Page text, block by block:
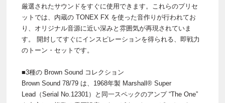
厳選されたサウンドをすぐに使用できます。これらのプリセ
ットでは、内蔵の TONEX FX を使った音作りが行われてお
り、オリジナル音源に近い深みと雰囲気が再現されていま
す。 開封してすぐにインスピレーションを得られる、即戦力
のトーン・セットです。
■3種の Brown Sound コレクション
Brown Sound 78/79 は、1968年製 Marshall® Super
Lead（Serial No.12301）と同一スペックのアンプ “The One”